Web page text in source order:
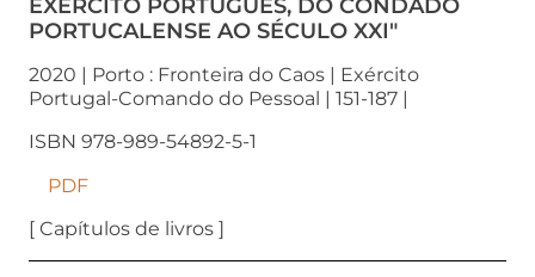
EXÉRCITO PORTUGUÊS, DO CONDADO
PORTUCALENSE AO SÉCULO XXI"
2020 | Porto : Fronteira do Caos | Exército
Portugal-Comando do Pessoal | 151-187 |
ISBN 978-989-54892-5-1
PDF
[ Capítulos de livros ]